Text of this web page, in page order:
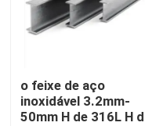
Notícia
Bobina de aço
o feixe de aço
inoxidável 3.2mm-
50mm H de 316L H